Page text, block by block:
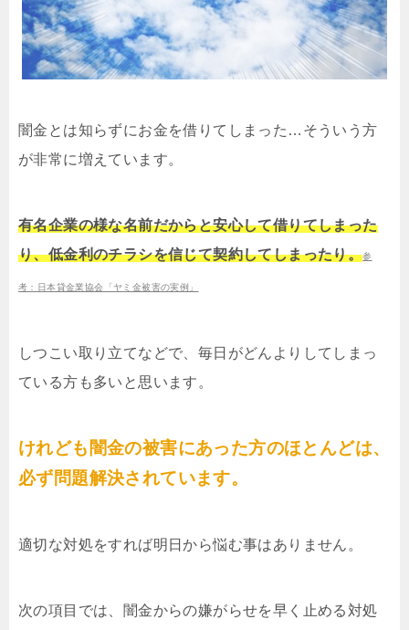
闇金とは知らずにお金を借りてしまった…そういう方
が非常に増えています。
有名企業の様な名前だからと安心して借りてしまった
り、低金利のチラシを信じて契約してしまったり。参
考：日本貸金業協会「ヤミ金被害の実例」
しつこい取り立てなどで、毎日がどんよりしてしまっ
ている方も多いと思います。
けれども闇金の被害にあった方のほとんどは、
必ず問題解決されています。
適切な対処をすれば明日から悩む事はありません。
次の項目では、闇金からの嫌がらせを早く止める対処